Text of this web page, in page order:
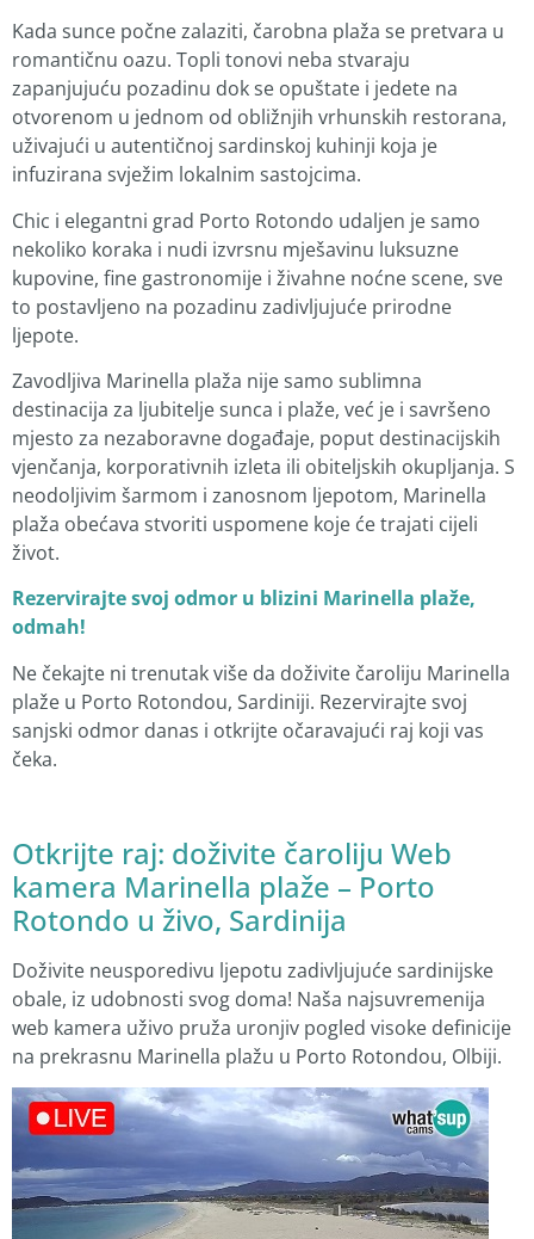
Kada sunce počne zalaziti, čarobna plaža se pretvara u
romantičnu oazu. Topli tonovi neba stvaraju
zapanjujuću pozadinu dok se opuštate i jedete na
otvorenom u jednom od obližnjih vrhunskih restorana,
uživajući u autentičnoj sardinskoj kuhinji koja je
infuzirana svježim lokalnim sastojcima.
Chic i elegantni grad Porto Rotondo udaljen je samo
nekoliko koraka i nudi izvrsnu mješavinu luksuzne
kupovine, fine gastronomije i živahne noćne scene, sve
to postavljeno na pozadinu zadivljujuće prirodne
ljepote.
Zavodljiva Marinella plaža nije samo sublimna
destinacija za ljubitelje sunca i plaže, već je i savršeno
mjesto za nezaboravne događaje, poput destinacijskih
vjenčanja, korporativnih izleta ili obiteljskih okupljanja. S
neodoljivim šarmom i zanosnom ljepotom, Marinella
plaža obećava stvoriti uspomene koje će trajati cijeli
život.
Rezervirajte svoj odmor u blizini Marinella plaže,
odmah!
Ne čekajte ni trenutak više da doživite čaroliju Marinella
plaže u Porto Rotondou, Sardiniji. Rezervirajte svoj
sanjski odmor danas i otkrijte očaravajući raj koji vas
čeka.
Otkrijte raj: doživite čaroliju Web
kamera Marinella plaže – Porto
Rotondo u živo, Sardinija
Doživite neusporedivu ljepotu zadivljujuće sardinijske
obale, iz udobnosti svog doma! Naša najsuvremenija
web kamera uživo pruža uronjiv pogled visoke definicije
na prekrasnu Marinella plažu u Porto Rotondou, Olbiji.